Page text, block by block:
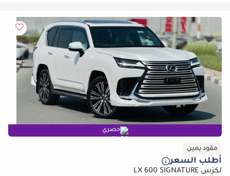
حصري
مقود يمين
أطلب السعر
لكزس LX 600 SIGNATURE